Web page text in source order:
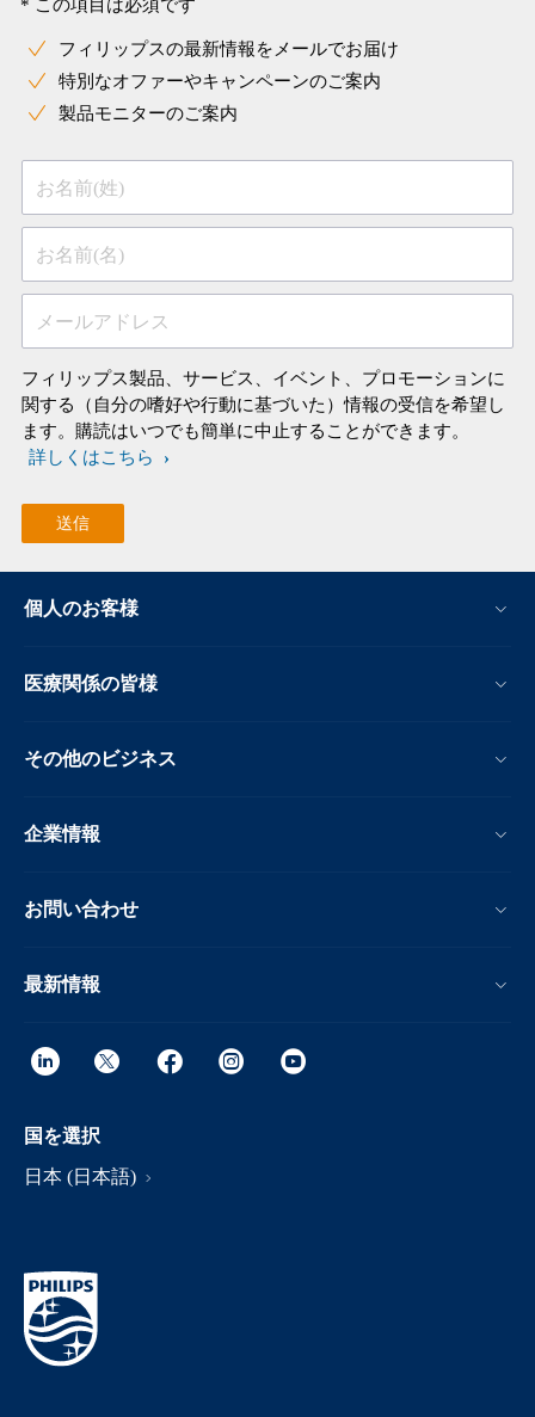
* この項目は必須です
フィリップスの最新情報をメールでお届け
特別なオファーやキャンペーンのご案内
製品モニターのご案内
お名前(姓)
お名前(名)
メールアドレス
フィリップス製品、サービス、イベント、プロモーションに
関する（自分の嗜好や行動に基づいた）情報の受信を希望し
ます。購読はいつでも簡単に中止することができます。
詳しくはこちら
個人のお客様
医療関係の皆様
その他のビジネス
企業情報
お問い合わせ
最新情報
国を選択
日本 (日本語)